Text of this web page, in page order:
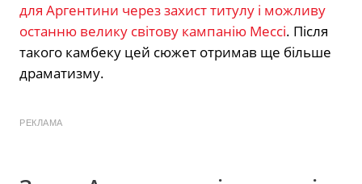
для Аргентини через захист титулу і можливу
останню велику світову кампанію Мессі. Після
такого камбеку цей сюжет отримав ще більше
драматизму.
РЕКЛАМА